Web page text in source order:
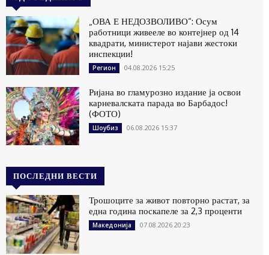
„ОВА Е НЕДОЗВОЛИВО“: Осум
работници живееле во контејнер од 14
квадрати, министерот најави жестоки
инспекции!
Регион 04.08.2026 15:25
Ријана во гламурозно издание ја освои
карневалската парада во Барбадос!
(ФОТО)
Шоубиз 06.08.2026 15:37
ПОСЛЕДНИ ВЕСТИ
Трошоците за живот повторно растат, за
една година поскапеле за 2,3 проценти
Македонија 07.08.2026 20:23